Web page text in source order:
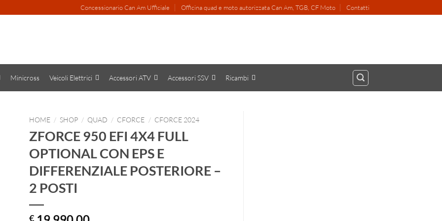
Concessionario Can Am Ufficiale Officina quad e moto autorizzata Can Am, TGB, CF Moto Contatti
Minicross Veicoli Elettrici Accessori ATV Accessori SSV Ricambi
HOME / SHOP / QUAD / CFORCE / CFORCE 2024
ZFORCE 950 EFI 4X4 FULL
OPTIONAL CON EPS E
DIFFERENZIALE POSTERIORE –
2 POSTI
€